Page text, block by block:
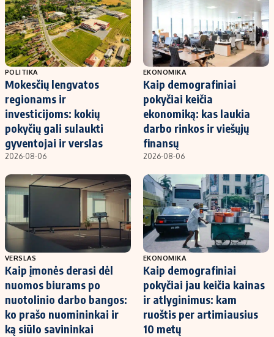
POLITIKA
Mokesčių lengvatos
regionams ir
investicijoms: kokių
pokyčių gali sulaukti
gyventojai ir verslas
2026-08-06
EKONOMIKA
Kaip demografiniai
pokyčiai keičia
ekonomiką: kas laukia
darbo rinkos ir viešųjų
finansų
2026-08-06
VERSLAS
Kaip įmonės derasi dėl
nuomos biurams po
nuotolinio darbo bangos:
ko prašo nuomininkai ir
ką siūlo savininkai
EKONOMIKA
Kaip demografiniai
pokyčiai jau keičia kainas
ir atlyginimus: kam
ruoštis per artimiausius
10 metų